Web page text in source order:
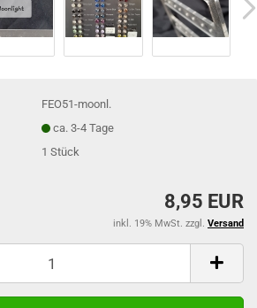
FEO51-moonl.
ca. 3-4 Tage
1Stück
8,95 EUR
inkl. 19% MwSt. zzgl. Versand